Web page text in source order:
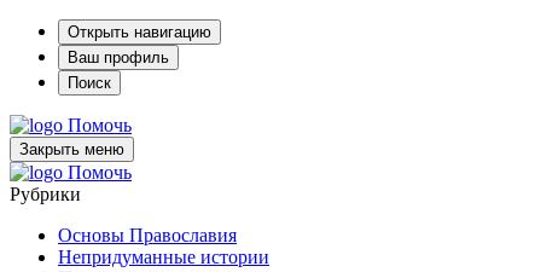
Открыть навигацию
Ваш профиль
Поиск
Помочь
Закрыть меню
Помочь
Рубрики
Основы Православия
Непридуманные истории